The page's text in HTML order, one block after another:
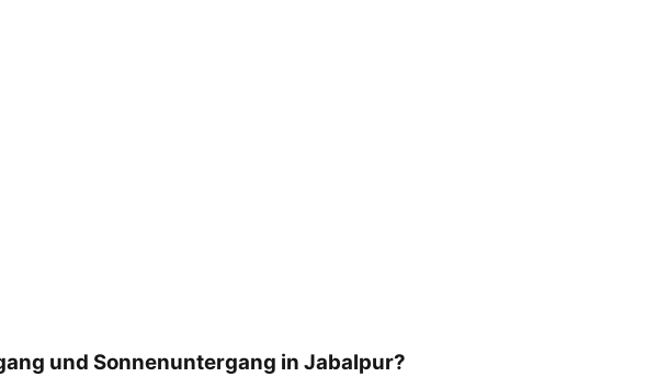
und Sonnenuntergang in Jabalpur?